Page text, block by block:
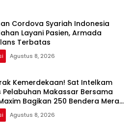
Cordova Syariah Indonesia
Layani Pasien, Armada
Terbatas
Agustus 8, 2026
Kemerdekaan! Sat Intelkam
Pelabuhan Makassar Bersama
Bagikan 250 Bendera Merah
Agustus 8, 2026